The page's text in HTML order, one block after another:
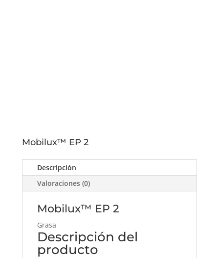
Mobilux™ EP 2
Descripción
Valoraciones (0)
Mobilux™ EP 2
Grasa
Descripción del
producto